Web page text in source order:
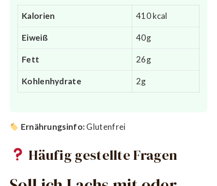
Kalorien 410 kcal
Eiweiß 40g
Fett 26g
Kohlenhydrate 2g
Ernährungsinfo:Glutenfrei
Häufig gestellte Fragen